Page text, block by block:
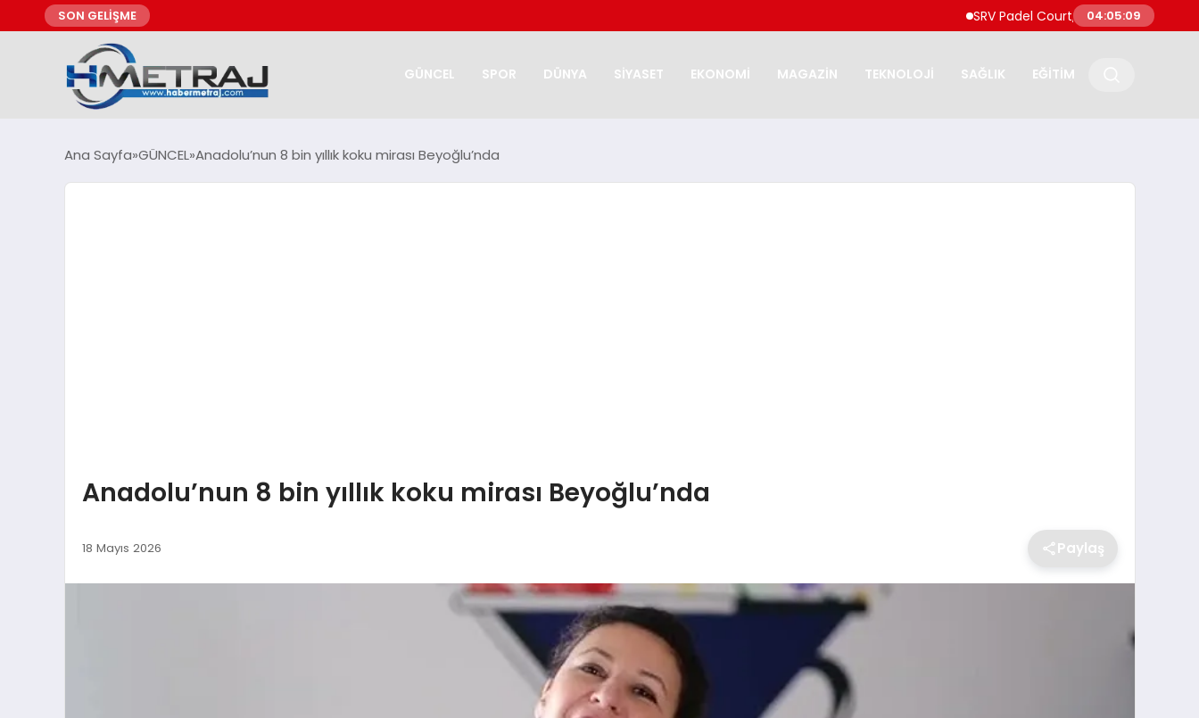
SON GELİŞME SRV Padel Court, 24 Ülkeye İhracat Yapan
04:05:10
GÜNCEL SPOR DÜNYA SİYASET EKONOMİ MAGAZİN TEKNOLOJİ SAĞLIK EĞİTİM
Ana Sayfa GÜNCEL Anadolu’nun 8 bin yıllık koku mirası Beyoğlu’nda
Anadolu’nun 8 bin yıllık koku mirası Beyoğlu’nda
18 Mayıs 2026 Paylaş